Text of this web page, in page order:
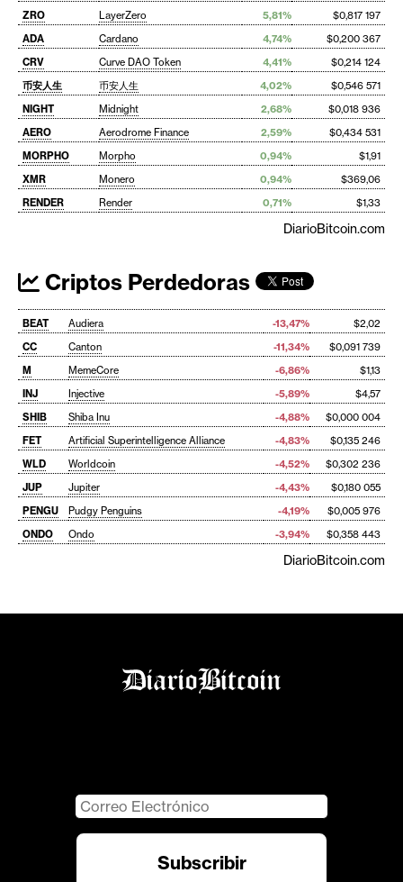
ZRO
LayerZero 5,81%
$0,817 197
ADA
Cardano 4,74%
$0,200 367
CRV
Curve DAO Token 4,41%
$0,214 124
币安人生
币安人生 4,02%
$0,546 571
NIGHT
Midnight 2,68%
$0,018 936
AERO
Aerodrome Finance 2,59%
$0,434 531
MORPHO
Morpho 0,94%
$1,91
XMR
Monero 0,94%
$369,06
RENDER
Render 0,71% $1,33
DiarioBitcoin.com
Criptos Perdedoras
BEAT Audiera -13,47%
$2,02
CC
Canton -11,34%
$0,091 739
M
MemeCore -6,86%
$1,13
INJ
Injective -5,89%
$4,57
SHIB
Shiba Inu -4,88%
$0,000 004
FET
Artificial Superintelligence Alliance -4,83%
$0,135 246
WLD
Worldcoin -4,52%
$0,302 236
JUP
Jupiter -4,43%
$0,180 055
PENGU
Pudgy Penguins -4,19%
$0,005 976
ONDO
Ondo -3,94% $0,358 443
DiarioBitcoin.com